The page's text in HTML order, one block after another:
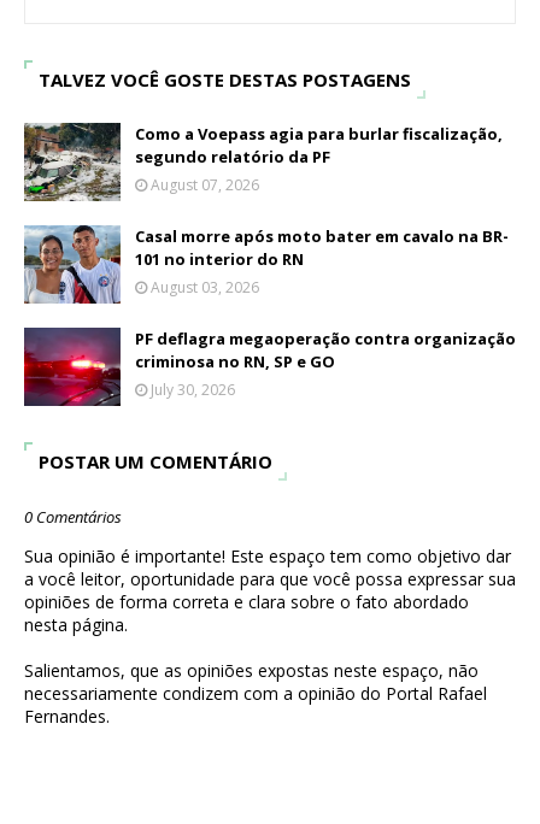
TALVEZ VOCÊ GOSTE DESTAS POSTAGENS
Como a Voepass agia para burlar fiscalização,
segundo relatório da PF
August 07, 2026
Casal morre após moto bater em cavalo na BR-
101 no interior do RN
August 03, 2026
PF deflagra megaoperação contra organização
criminosa no RN, SP e GO
July 30, 2026
POSTAR UM COMENTÁRIO
0 Comentários
Sua opinião é importante! Este espaço tem como objetivo dar
a você leitor, oportunidade para que você possa expressar sua
opiniões de forma correta e clara sobre o fato abordado
nesta página.
Salientamos, que as opiniões expostas neste espaço, não
necessariamente condizem com a opinião do Portal Rafael
Fernandes.